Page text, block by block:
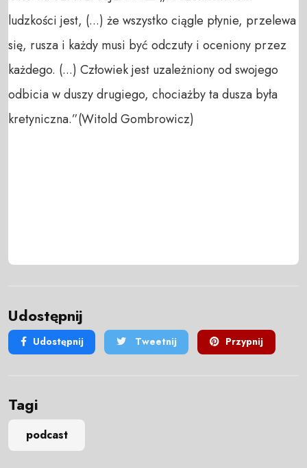
ludzkości jest, (...) że wszystko ciągle płynie, przelewa
się, rusza i każdy musi być odczuty i oceniony przez
każdego. (...) Człowiek jest uzależniony od swojego
odbicia w duszy drugiego, chociażby ta dusza była
kretyniczna.”(Witold Gombrowicz)
Udostępnij
Udostępnij Tweetnij Przypnij
Tagi
podcast